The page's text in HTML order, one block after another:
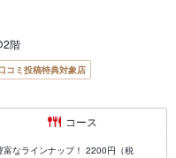
2階
コミ投稿特典対象店
コース
富なラインナップ！ 2200円（税